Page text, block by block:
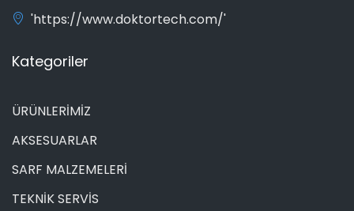
'https://www.doktortech.com/'
Kategoriler
ÜRÜNLERİMİZ
AKSESUARLAR
SARF MALZEMELERİ
TEKNİK SERVİS